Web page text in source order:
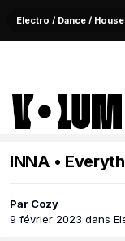
Electro / Dance / House
INNA •
Par Cozy
9 février 2023 dans